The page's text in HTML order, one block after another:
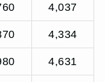
4,037
4,334
4,631